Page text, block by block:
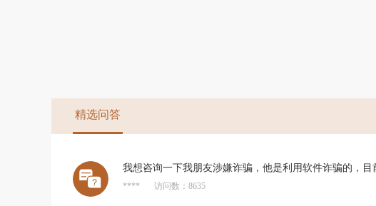
精选问答
我想咨询一下我朋友涉嫌诈骗，他是利用软件诈骗的，
**** 访问数：8635